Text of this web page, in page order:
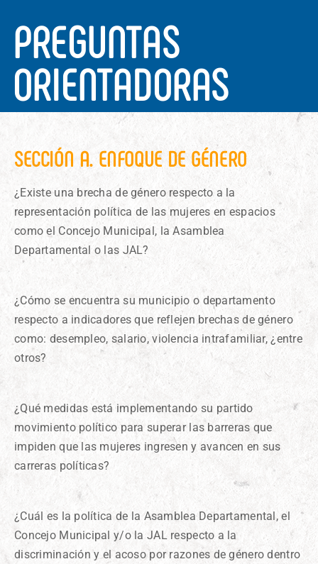
PREGUNTAS
ORIENTADORAS
SECCIÓN A. ENFOQUE DE GÉNERO
¿Existe una brecha de género respecto a la
representación política de las mujeres en espacios
como el Concejo Municipal, la Asamblea
Departamental o las JAL?
¿Cómo se encuentra su municipio o departamento
respecto a indicadores que reflejen brechas de género
como: desempleo, salario, violencia intrafamiliar, ¿entre
otros?
¿Qué medidas está implementando su partido
movimiento político para superar las barreras que
impiden que las mujeres ingresen y avancen en sus
carreras políticas?
¿Cuál es la política de la Asamblea Departamental, el
Concejo Municipal y/o la JAL respecto a la
discriminación y el acoso por razones de género dentro